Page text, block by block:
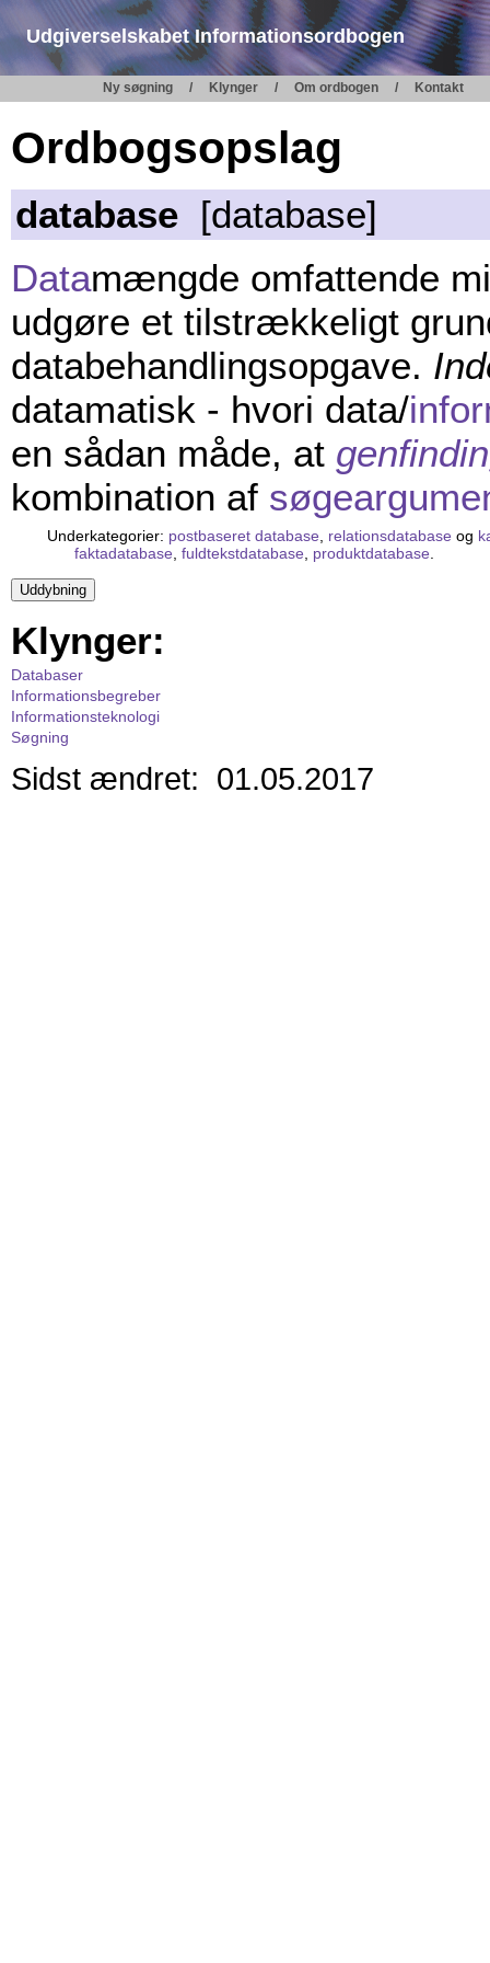
Udgiverselskabet Informationsordbogen
Ny søgning Klynger Om ordbogen Kontakt
Ordbogsopslag
database [database]
Datamængde omfattende
udgøre et tilstrækkeligt
databehandlingsopgave.
datamatisk - hvori data/
en sådan måde, at
kombination af
Underkategorier: postbaseret database relationsdatabase og
faktadatabase fuldtekstdatabase produktdatabase
Klynger:
Databaser
Informationsbegreber
Informationsteknologi
Søgning
Sidst ændret: 01.05.2017